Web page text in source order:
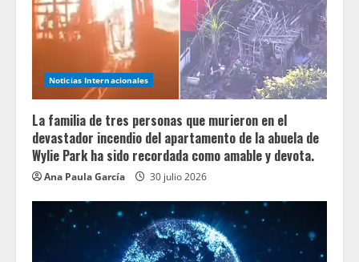
Noticias Internacionales
La familia de tres personas que murieron en el
devastador incendio del apartamento de la abuela de
Wylie Park ha sido recordada como amable y devota.
Ana Paula García 30 julio 2026